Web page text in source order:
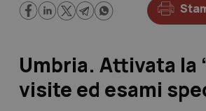
Umbria. Attivata la
visite ed esami